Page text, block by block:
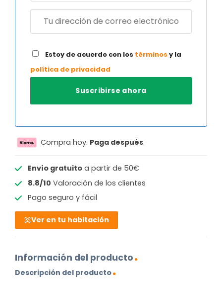
Estoy de acuerdo con los términos y la
política de privacidad
Compra hoy. Paga después.
Envío gratuitoa partir de 50€
8.8/10 Valoración de los clientes
Pago seguro y fácil
Ver en tu habitación
Información del producto
Descripción del producto